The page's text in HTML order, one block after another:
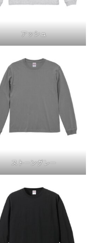
アッシュ
ストーングレー